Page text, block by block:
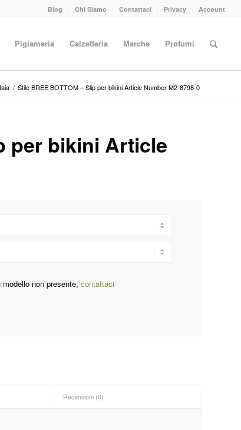
Blog Chi Siamo Contattaci Privacy Account
Pigiameria Calzetteria Marche Profumi
/ Stile BREE BOTTOM – Slip per bikini Article Number M2-8798-0
per bikini Article
non presente, contattaci
Recensioni (0)